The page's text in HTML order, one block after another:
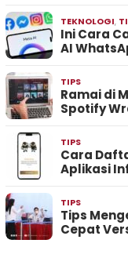
TEKNOLOGI,
Ini Cara
AI
TIPS
Ramai di
Spotify
TIPS
Cara
Aplikasi
TIPS
Tips
Cepat